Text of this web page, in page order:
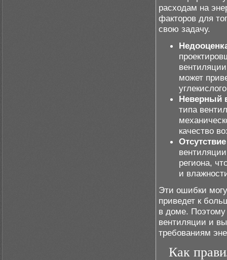
расходам на
факторов для
свою задачу.
может
Неверный
типа
качество
региона,
и
Эти ошибки
приведет к
в доме. Поэтому
вентиляции и
требованиям
Как